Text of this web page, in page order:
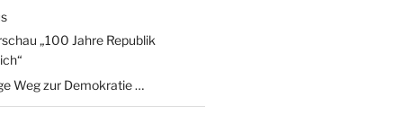
„100 Jahre Republik
Weg zur Demokratie …